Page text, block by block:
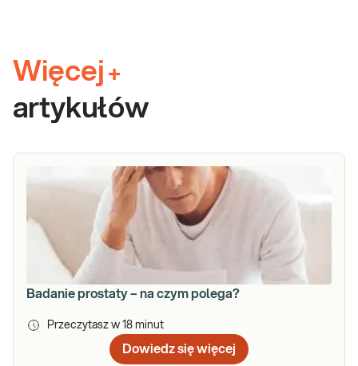
Więcej +
artykułów
Badanie prostaty – na czym polega?
Przeczytasz w 18 minut
Dowiedz się więcej